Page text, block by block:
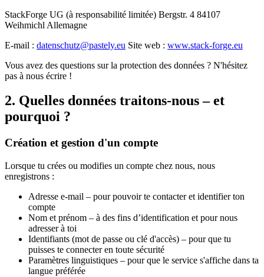
StackForge UG (à responsabilité limitée) Bergstr. 4 84107
Weihmichl Allemagne
E-mail : datenschutz@pastely.eu Site web : www.stack-forge.eu
Vous avez des questions sur la protection des données ? N'hésitez
pas à nous écrire !
2. Quelles données traitons-nous – et
pourquoi ?
Création et gestion d'un compte
Lorsque tu crées ou modifies un compte chez nous, nous
enregistrons :
Adresse e-mail – pour pouvoir te contacter et identifier ton
compte
Nom et prénom – à des fins d’identification et pour nous
adresser à toi
Identifiants (mot de passe ou clé d'accès) – pour que tu
puisses te connecter en toute sécurité
Paramètres linguistiques – pour que le service s'affiche dans ta
langue préférée